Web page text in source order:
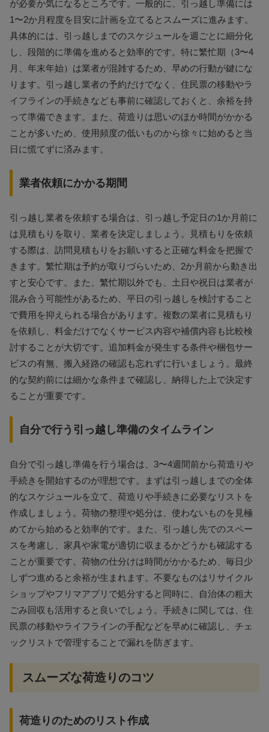
が必要か気になるところです。一般的に、引っ越し準備には
1〜2か月程度を目安に計画を立てるとスムーズに進みます。
具体的には、引っ越しまでのスケジュールを週ごとに細分化
し、段階的に準備を進めると効率的です。特に繁忙期（3〜4
月、年末年始）は業者が混雑するため、早めの行動が鍵にな
ります。引っ越し業者の予約だけでなく、住民票の移動やラ
イフラインの手続きなども事前に確認しておくと、余裕を持
って準備できます。また、荷造りは思いのほか時間がかかる
ことが多いため、使用頻度の低いものから徐々に始めると当
日に慌てずに済みます。
業者依頼にかかる期間
引っ越し業者を依頼する場合は、引っ越し予定日の1か月前に
は見積もりを取り、業者を決定しましょう。見積もりを依頼
する際は、訪問見積もりをお願いすると正確な料金を把握で
きます。繁忙期は予約が取りづらいため、2か月前から動き出
すと安心です。また、繁忙期以外でも、土日や祝日は業者が
混み合う可能性があるため、平日の引っ越しを検討すること
で費用を抑えられる場合があります。複数の業者に見積もり
を依頼し、料金だけでなくサービス内容や補償内容も比較検
討することが大切です。追加料金が発生する条件や梱包サー
ビスの有無、搬入経路の確認も忘れずに行いましょう。最終
的な契約前には細かな条件まで確認し、納得した上で決定す
ることが重要です。
自分で行う引っ越し準備のタイムライン
自分で引っ越し準備を行う場合は、3〜4週間前から荷造りや
手続きを開始するのが理想です。まずは引っ越しまでの全体
的なスケジュールを立て、荷造りや手続きに必要なリストを
作成しましょう。荷物の整理や処分は、使わないものを見極
めてから始めると効率的です。また、引っ越し先でのスペー
スを考慮し、家具や家電が適切に収まるかどうかも確認する
ことが重要です。荷物の仕分けは時間がかかるため、毎日少
しずつ進めると余裕が生まれます。不要なものはリサイクル
ショップやフリマアプリで処分すると同時に、自治体の粗大
ごみ回収も活用すると良いでしょう。手続きに関しては、住
民票の移動やライフラインの手配などを早めに確認し、チェ
ックリストで管理することで漏れを防ぎます。
スムーズな荷造りのコツ
荷造りのためのリスト作成